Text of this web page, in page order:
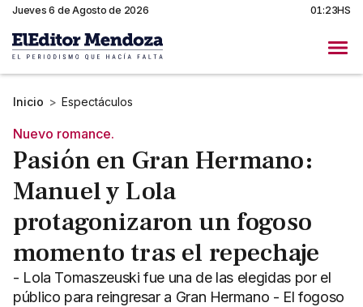
Jueves 6 de Agosto de 2026 01:23HS
Inicio > Espectáculos
Nuevo romance.
Pasión en Gran Hermano:
Manuel y Lola
protagonizaron un fogoso
momento tras el repechaje
- Lola Tomaszeuski fue una de las elegidas por el
público para reingresar a Gran Hermano - El fogoso